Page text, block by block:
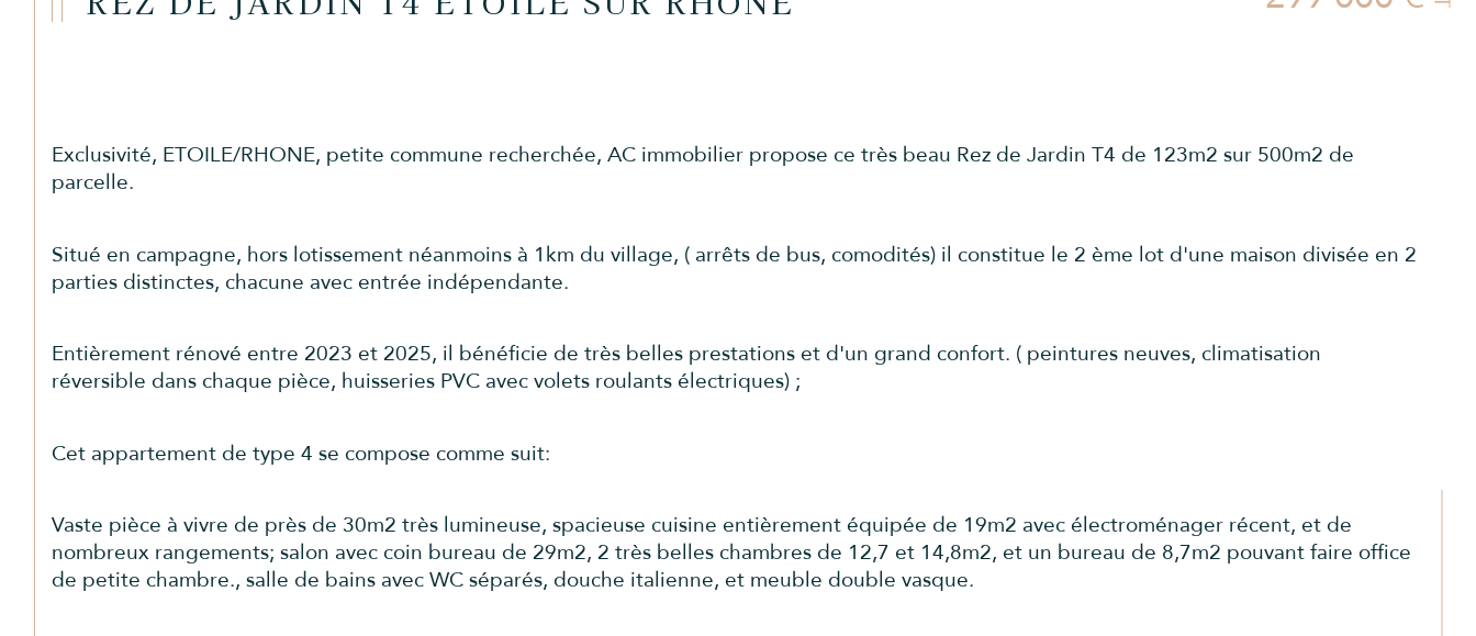
Exclusivité, ETOILE/RHONE, petite commune recherchée, AC immobilier propose ce très beau Rez de Jardin T4 de 123m2 sur 500m2 de
parcelle.
Situé en campagne, hors lotissement néanmoins à 1km du village, ( arrêts de bus, comodités) il constitue le 2 ème lot d'une maison divisée en 2
parties distinctes, chacune avec entrée indépendante.
Entièrement rénové entre 2023 et 2025, il bénéficie de très belles prestations et d'un grand confort. ( peintures neuves, climatisation
réversible dans chaque pièce, huisseries PVC avec volets roulants électriques) ;
Cet appartement de type 4 se compose comme suit:
Vaste pièce à vivre de près de 30m2 très lumineuse, spacieuse cuisine entièrement équipée de 19m2 avec électroménager récent, et de
nombreux rangements; salon avec coin bureau de 29m2, 2 très belles chambres de 12,7 et 14,8m2, et un bureau de 8,7m2 pouvant faire office
de petite chambre., salle de bains avec WC séparés, douche italienne, et meuble double vasque.